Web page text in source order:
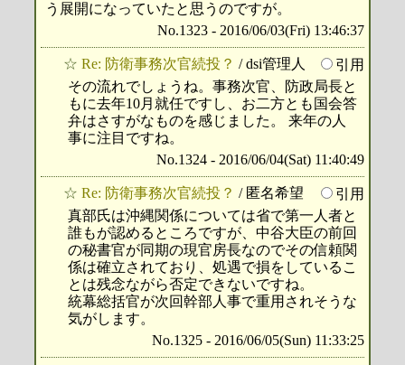
う展開になっていたと思うのですが。
No.1323 - 2016/06/03(Fri) 13:46:37
☆ Re: 防衛事務次官続投？ / dsi管理人
引用
その流れでしょうね。事務次官、防政局長と
もに去年10月就任ですし、お二方とも国会答
弁はさすがなものを感じました。 来年の人
事に注目ですね。
No.1324 - 2016/06/04(Sat) 11:40:49
☆ Re: 防衛事務次官続投？ / 匿名希望
引用
真部氏は沖縄関係については省で第一人者と
誰もが認めるところですが、中谷大臣の前回
の秘書官が同期の現官房長なのでその信頼関
係は確立されており、処遇で損をしているこ
とは残念ながら否定できないですね。
統幕総括官が次回幹部人事で重用されそうな
気がします。
No.1325 - 2016/06/05(Sun) 11:33:25